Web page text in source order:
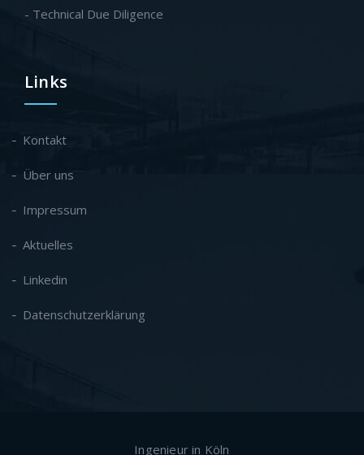
- Technical Due Diligence
Links
Kontakt
Über uns
Impressum
Aktuelles
Linkedin
Datenschutzerklärung
Ingenieur in Köln